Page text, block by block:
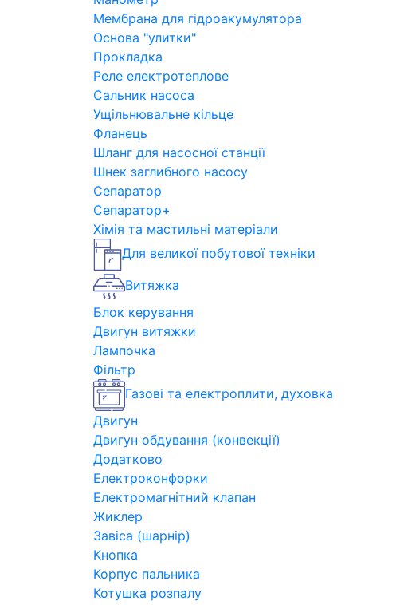
Мембрана для гідроакумулятора
Основа "улитки"
Прокладка
Реле електротеплове
Сальник насоса
Ущільнювальне кільце
Фланець
Шланг для насосної станції
Шнек заглибного насосу
Сепаратор
Сепаратор+
Хімія та мастильні матеріали
Для великої побутової техніки
Витяжка
Блок керування
Двигун витяжки
Лампочка
Фільтр
Газові та електроплити, духовка
Двигун
Двигун обдування (конвекції)
Додатково
Електроконфорки
Електромагнітний клапан
Жиклер
Завіса (шарнір)
Кнопка
Корпус пальника
Котушка розпалу